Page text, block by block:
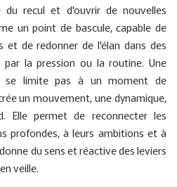
du recul et d'ouvrir de nouvelles
un point de bascule, capable de
et de redonner de l'élan dans des
la pression ou la routine. Une
se limite pas à un moment de
un mouvement, une dynamique,
Elle permet de reconnecter les
profondes, à leurs ambitions et à
du sens et réactive des leviers
veille.